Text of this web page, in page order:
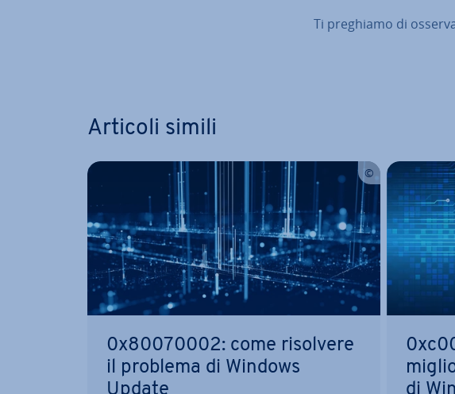
Ti preghiamo di
Articoli simili
0x80070002: come risolvere
il problema di Windows
Update
di